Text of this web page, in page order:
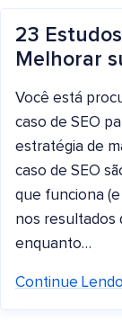
23
Melhorar
Você está
caso de SEO
estratégia de
caso de SEO
que funciona
nos resultados
enquanto…
Continue Lendo